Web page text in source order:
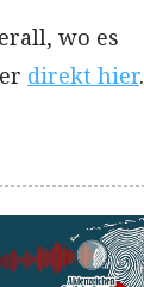
wo es
direkt hier.